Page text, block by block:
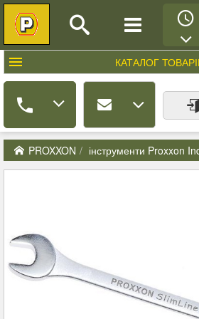
КАТАЛОГ
PROXXON інструменти Proxxon